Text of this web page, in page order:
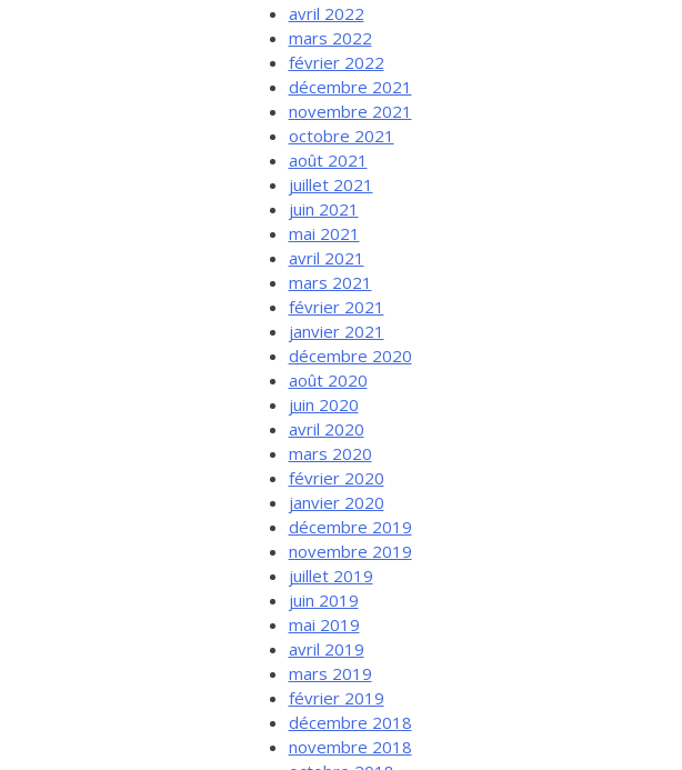
avril 2022
mars 2022
février 2022
décembre 2021
novembre 2021
octobre 2021
août 2021
juillet 2021
juin 2021
mai 2021
avril 2021
mars 2021
février 2021
janvier 2021
décembre 2020
août 2020
juin 2020
avril 2020
mars 2020
février 2020
janvier 2020
décembre 2019
novembre 2019
juillet 2019
juin 2019
mai 2019
avril 2019
mars 2019
février 2019
décembre 2018
novembre 2018